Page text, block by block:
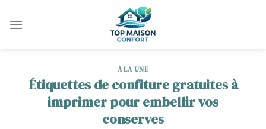
À LA UNE
Étiquettes de confiture gratuites à
imprimer pour embellir vos
conserves